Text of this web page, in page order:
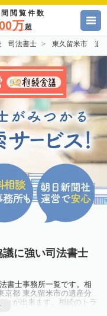
閲覧件数
万超
司法書士 東久留米市 遺
に強い司法書士
書士事務所一覧です。相
京都 東久留米市の遺産分
とが出来ます。相続のトラ
法書士に相談してみましょ